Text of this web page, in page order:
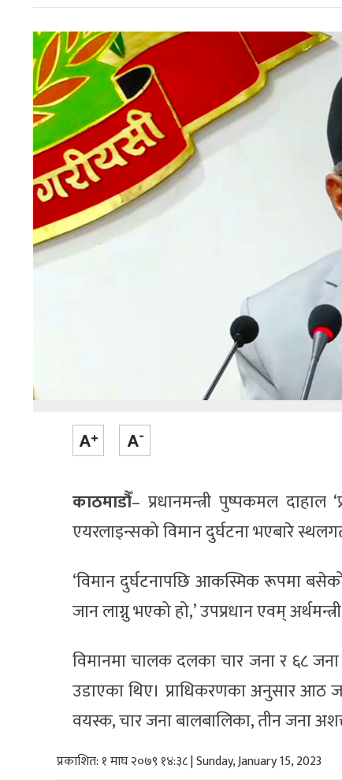
काठमाडौँ– प्रधानमन्त्री पुष्पकमल
एयरलाइन्सको विमान दुर्घटना भएबारे
‘विमान दुर्घटनापछि आकस्मिक रूपमा
जान लाग्नु भएको हो,’ उपप्रधान एवम्
विमानमा चालक दलका चार जना र ६८ जना
उडाएका थिए। प्राधिकरणका अनुसार आठ
वयस्क, चार जना बालबालिका, तीन जना
प्रकाशित: १ माघ २०७९ १४:३८ | Sunday, January 15, 2023